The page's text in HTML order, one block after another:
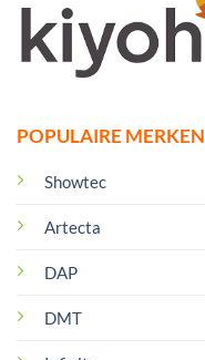
POPULAIRE MERKEN
Showtec
Artecta
DAP
DMT